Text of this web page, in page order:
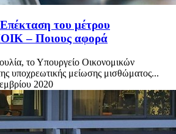
του μέτρου
– Ποιους αφορά
το Υπουργείο Οικονομικών
υποχρεωτικής μείωσης μισθώματος...
2020